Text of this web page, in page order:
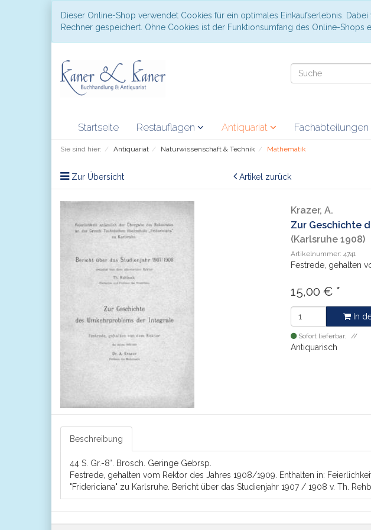
Dieser Online-Shop verwendet Cookies für ein optimales Einkaufserlebnis.
Rechner gespeichert. Ohne Cookies ist der Funktionsumfang des Online-Shops
Startseite Restauflagen Antiquariat Fachabteilungen
Sie sind hier: Antiquariat Naturwissenschaft & Technik Mathematik
Zur Übersicht Artikel zurück
Krazer, A.
Zur Geschichte
(Karlsruhe 1908)
Artikelnummer: 4741
Festrede, gehalten
15,00 € *
In
Sofort lieferbar.
Antiquarisch
Beschreibung
44 S. Gr.-8°. Brosch. Geringe Gebrsp.
Festrede, gehalten vom Rektor des Jahres 1908/1909. Enthalten in:
"Fridericiana" zu Karlsruhe. Bericht über das Studienjahr 1907 / 1908 v. Th.